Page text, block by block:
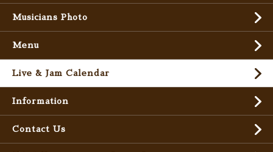
Musicians Photo
Menu
Live & Jam Calendar
Information
Contact Us